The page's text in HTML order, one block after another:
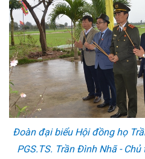
Đoàn đại biểu Hội đồng họ
PGS.TS. Trần Đình Nhã -